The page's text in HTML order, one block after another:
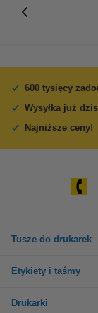
600 tysięcy
Wysyłka już
Najniższe ceny!
Tusze do drukarek
Etykiety i taśmy
Drukarki